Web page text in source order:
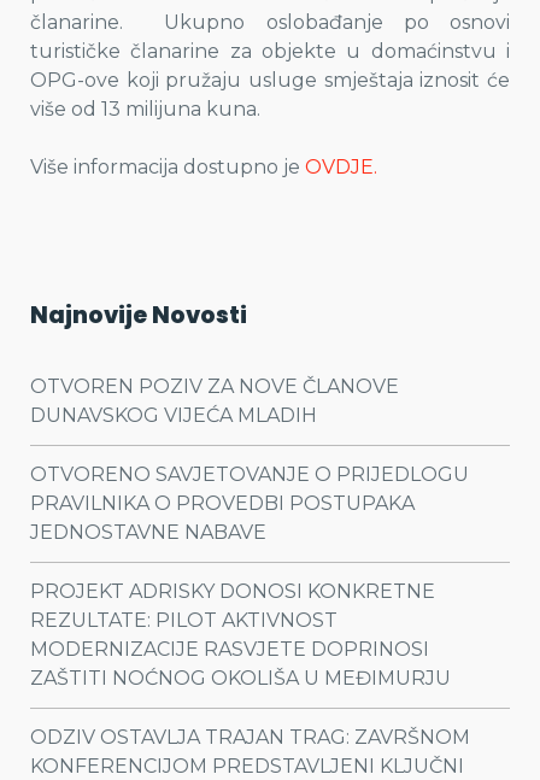
članarine. Ukupno oslobađanje po osnovi
turističke članarine za objekte u domaćinstvu i
OPG-ove koji pružaju usluge smještaja iznosit će
više od 13 milijuna kuna.
Više informacija dostupno je OVDJE.
Najnovije Novosti
OTVOREN POZIV ZA NOVE ČLANOVE
DUNAVSKOG VIJEĆA MLADIH
OTVORENO SAVJETOVANJE O PRIJEDLOGU
PRAVILNIKA O PROVEDBI POSTUPAKA
JEDNOSTAVNE NABAVE
PROJEKT ADRISKY DONOSI KONKRETNE
REZULTATE: PILOT AKTIVNOST
MODERNIZACIJE RASVJETE DOPRINOSI
ZAŠTITI NOĆNOG OKOLIŠA U MEĐIMURJU
ODZIV OSTAVLJA TRAJAN TRAG: ZAVRŠNOM
KONFERENCIJOM PREDSTAVLJENI KLJUČNI